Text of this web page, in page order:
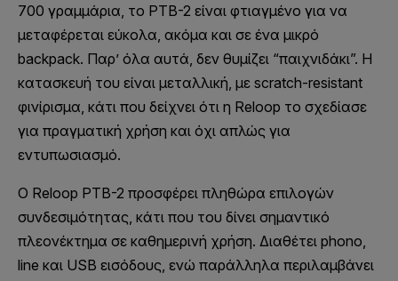
700 γραμμάρια, το PTB-2 είναι φτιαγμένο για να
μεταφέρεται εύκολα, ακόμα και σε ένα μικρό
backpack. Παρ’ όλα αυτά, δεν θυμίζει “παιχνιδάκι”. Η
κατασκευή του είναι μεταλλική, με scratch-resistant
φινίρισμα, κάτι που δείχνει ότι η Reloop το σχεδίασε
για πραγματική χρήση και όχι απλώς για
εντυπωσιασμό.
Ο Reloop PTB-2 προσφέρει πληθώρα επιλογών
συνδεσιμότητας, κάτι που του δίνει σημαντικό
πλεονέκτημα σε καθημερινή χρήση. Διαθέτει phono,
line και USB εισόδους, ενώ παράλληλα περιλαμβάνει